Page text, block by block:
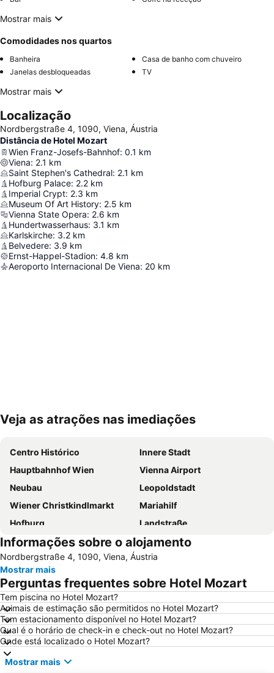
Mostrar mais
Comodidades nos quartos
Banheira
Casa de banho com chuveiro
Janelas desbloqueadas
TV
Mostrar mais
Localização
Nordbergstraße 4, 1090, Viena, Áustria
Distância de Hotel Mozart
Wien Franz-Josefs-Bahnhof: 0.1 km
Viena: 2.1 km
Saint Stephen's Cathedral: 2.1 km
Hofburg Palace: 2.2 km
Imperial Crypt: 2.3 km
Museum Of Art History: 2.5 km
Vienna State Opera: 2.6 km
Hundertwasserhaus: 3.1 km
Karlskirche: 3.2 km
Belvedere: 3.9 km
Ernst-Happel-Stadion: 4.8 km
Aeroporto Internacional De Viena: 20 km
Ampliar mapa
Veja as atrações nas imediações
Centro Histórico
Innere Stadt
Hauptbahnhof Wien
Vienna Airport
Neubau
Leopoldstadt
Wiener Christkindlmarkt
Mariahilf
Hofburg
Landstraße
Staatsoper
Liesing
Wien Mitte - The Mall
Prefeitura de Viena
Rathauspark
Stephansdom
Singerstraße
City Airport Train
Wieden
Universidade de Viena
Mariahilferstrasse
Belvedere Palace
Simmering
Albertina
Vienna City Marathon
Informações sobre o alojamento
Nordbergstraße 4, 1090, Viena, Áustria
Mostrar mais
Perguntas frequentes sobre Hotel Mozart
Tem piscina no Hotel Mozart?
Animais de estimação são permitidos no Hotel Mozart?
Tem estacionamento disponível no Hotel Mozart?
Qual é o horário de check-in e check-out no Hotel Mozart?
Onde está localizado o Hotel Mozart?
Mostrar mais